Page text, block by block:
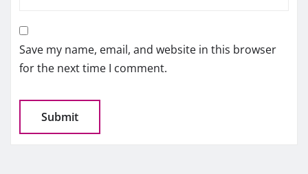
Save my name, email, and website in this browser
for the next time I comment.